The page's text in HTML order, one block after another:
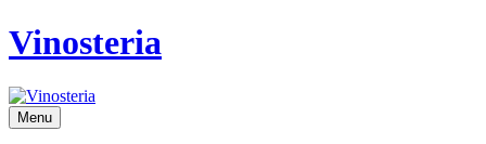
Vinosteria
Menu